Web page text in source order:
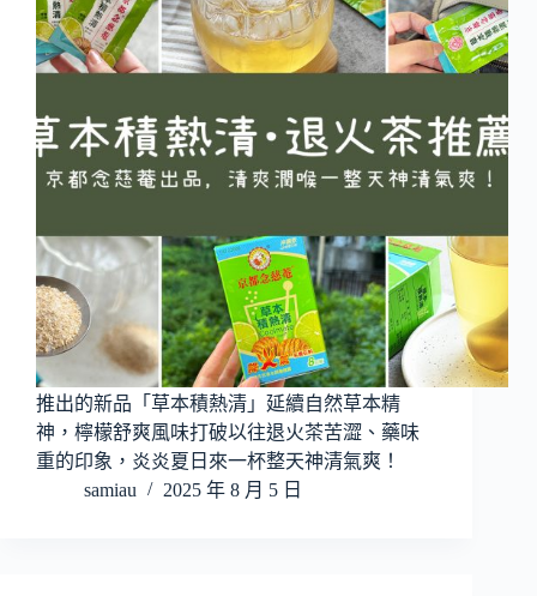
推出的新品「草本積熱清」延續自然草本精
神，檸檬舒爽風味打破以往退火茶苦澀、藥味
重的印象，炎炎夏日來一杯整天神清氣爽！
samiau
2025 年 8 月 5 日